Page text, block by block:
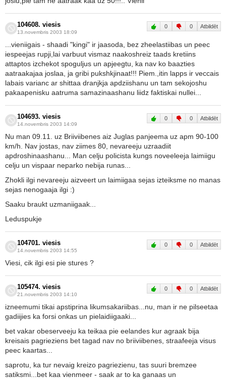
104608. viesis
13.novembris 2003 18:09
0 0 Atbildēt
...vieniigais - shaadi "kingi" ir jaasoda, bez zheelastiibas un peec
iespeejas rupji,lai varbuut vismaz naakoshreiz taads kretiins
attaptos izchekot spoguljus un apjeegtu, ka nav ko baazties
aatraakajaa joslaa, ja gribi pukshkjinaat!!! Piem.,itin lapps ir veccais
labais varianc ar shittaa dranjkja apdziishanu un tam sekojoshu
pakaapenisku aatruma samazinaashanu liidz faktiskai nullei...
104693. viesis
14.novembris 2003 14:09
0 0 Atbildēt
Nu man 09.11. uz Briiviibenes aiz Juglas panjeema uz apm 90-100
km/h. Nav jostas, nav ziimes 80, nevareeju uzraadiit
apdroshinaashanu... Man celju policista kungs noveeleeja laimiigu
celju un vispaar neparko nebija runas...
Zhokli ilgi nevareeju aizveert un laimiigaa sejas izteiksme no manas
sejas nenogaaja ilgi :)
Saaku braukt uzmaniigaak...
Leduspukje
104701. viesis
14.novembris 2003 14:55
0 0 Atbildēt
Viesi, cik ilgi esi pie stures ?
105474. viesis
21.novembris 2003 14:10
0 0 Atbildēt
izneemumi tikai apstiprina likumsakariibas...nu, man ir ne pilseetaa
gadiijies ka forsi onkas un pielaidiigaaki...
bet vakar obeserveeju ka teikaa pie eelandes kur agraak bija
kreisais pagrieziens bet tagad nav no briiviibenes, straafeeja visus
peec kaartas...
saprotu, ka tur nevaig kreizo pagriezienu, tas suuri bremzee
satiksmi...bet kaa vienmeer - saak ar to ka ganaas un